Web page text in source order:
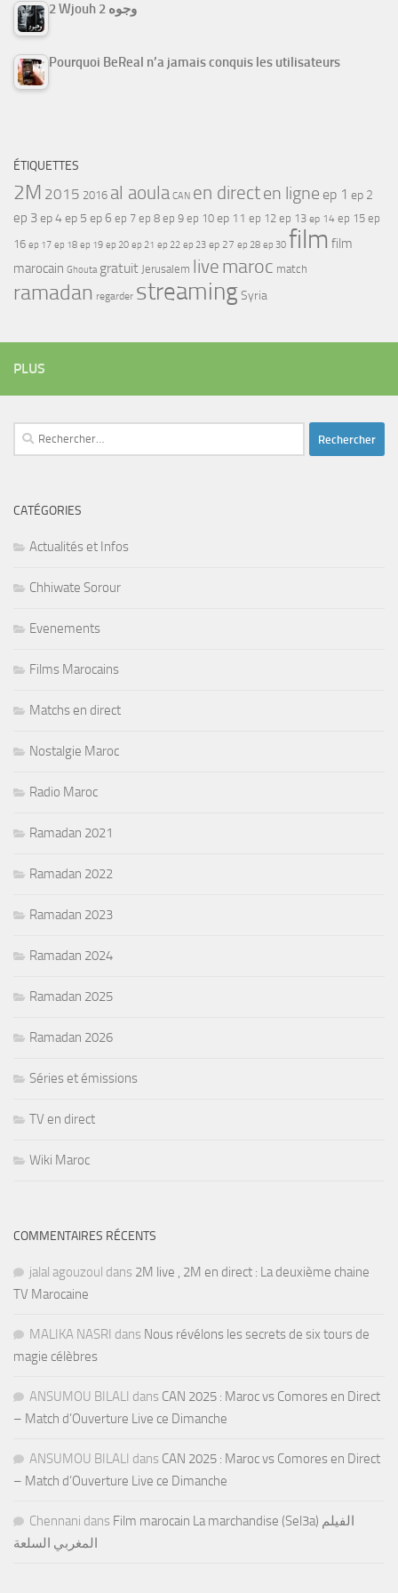
2 Wjouh 2 وجوه
Pourquoi BeReal n’a jamais conquis les utilisateurs
ÉTIQUETTES
2M 2015 2016 al aoula CAN en directen ligne ep 1 ep 2
ep 3ep 4ep 5 ep 6 ep 7 ep 8 ep 9 ep 10 ep 11 ep 12 ep 13 ep 14 ep 15 ep
16 ep 17 ep 18 ep 19 ep 20 ep 21 ep 22 ep 23 ep 27 ep 28 ep 30 film film
marocain Ghouta gratuit Jerusalem live maroc match
ramadan regarder streamingSyria
PLUS
Rechercher :
CATÉGORIES
Actualités et Infos
Chhiwate Sorour
Evenements
Films Marocains
Matchs en direct
Nostalgie Maroc
Radio Maroc
Ramadan 2021
Ramadan 2022
Ramadan 2023
Ramadan 2024
Ramadan 2025
Ramadan 2026
Séries et émissions
TV en direct
Wiki Maroc
COMMENTAIRES RÉCENTS
jalal agouzoul dans 2M live , 2M en direct : La deuxième chaine
TV Marocaine
MALIKA NASRI dans Nous révélons les secrets de six tours de
magie célèbres
ANSUMOU BILALI dans CAN 2025 : Maroc vs Comores en Direct
– Match d’Ouverture Live ce Dimanche
ANSUMOU BILALI dans CAN 2025 : Maroc vs Comores en Direct
– Match d’Ouverture Live ce Dimanche
Chennani dans Film marocain La marchandise (Sel3a) الفيلم
المغربي السلعة